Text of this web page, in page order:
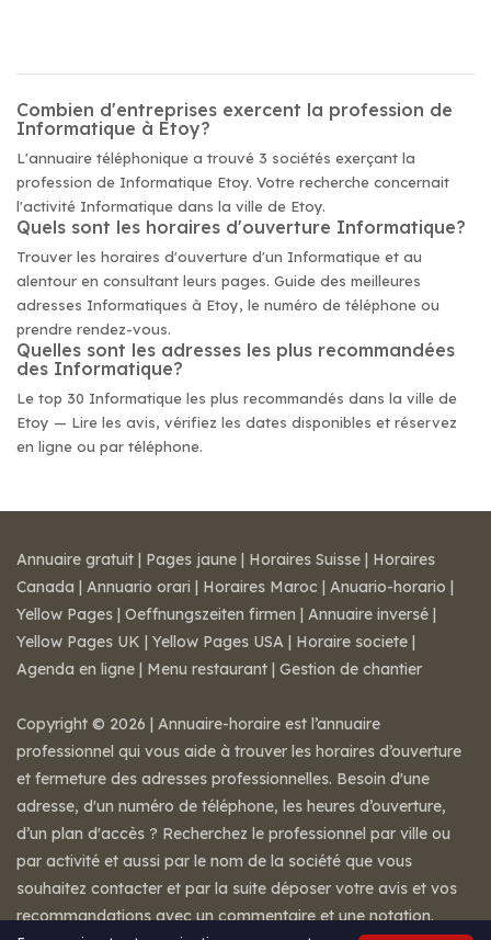
Combien d'entreprises exercent la profession de
Informatique à Etoy?
L'annuaire téléphonique a trouvé 3 sociétés exerçant la
profession de Informatique Etoy. Votre recherche concernait
l'activité Informatique dans la ville de Etoy.
Quels sont les horaires d'ouverture Informatique?
Trouver les horaires d'ouverture d'un Informatique et au
alentour en consultant leurs pages. Guide des meilleures
adresses Informatiques à Etoy, le numéro de téléphone ou
prendre rendez-vous.
Quelles sont les adresses les plus recommandées
des Informatique?
Le top 30 Informatique les plus recommandés dans la ville de
Etoy — Lire les avis, vérifiez les dates disponibles et réservez
en ligne ou par téléphone.
Annuaire gratuit | Pages jaune | Horaires Suisse | Horaires
Canada | Annuario orari | Horaires Maroc | Anuario-horario |
Yellow Pages | Oeffnungszeiten firmen | Annuaire inversé |
Yellow Pages UK | Yellow Pages USA | Horaire societe |
Agenda en ligne | Menu restaurant | Gestion de chantier
Copyright © 2026 | Annuaire-horaire est l’annuaire
professionnel qui vous aide à trouver les horaires d’ouverture
et fermeture des adresses professionnelles. Besoin d'une
adresse, d'un numéro de téléphone, les heures d’ouverture,
d’un plan d'accès ? Recherchez le professionnel par ville ou
par activité et aussi par le nom de la société que vous
souhaitez contacter et par la suite déposer votre avis et vos
recommandations avec un commentaire et une notation.